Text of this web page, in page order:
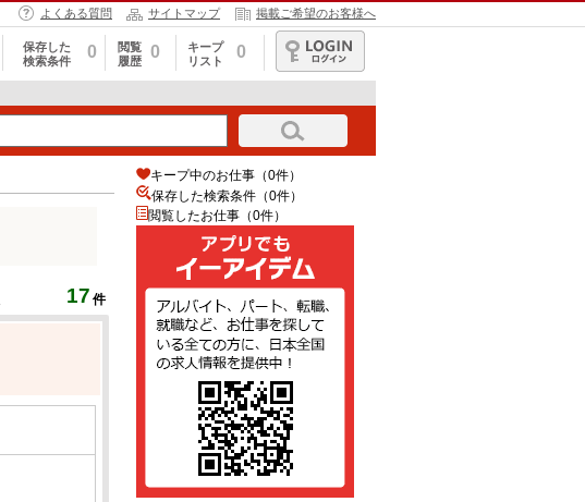
よくある質問 サイトマップ 掲載ご希望のお客様へ
保存した
検索条件
0
閲覧
履歴
0
キープ
リスト
0
ログイン
17 件
キープ中のお仕事（0件）
保存した検索条件（0件）
閲覧したお仕事（0件）